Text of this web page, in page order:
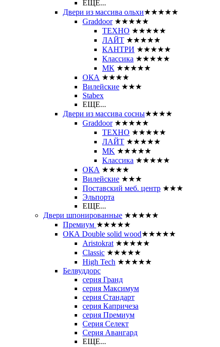
ЕЩЕ...
Двери из массива ольхи★★★★★
Graddoor ★★★★★
ТЕХНО ★★★★★
ЛАЙТ ★★★★★
КАНТРИ ★★★★★
Классика ★★★★★
МК ★★★★★
ОКА ★★★★
Вилейские ★★★
Stabex
ЕЩЕ...
Двери из массива сосны★★★★
Graddoor ★★★★★
ТЕХНО ★★★★★
ЛАЙТ ★★★★★
MK ★★★★★
Классика ★★★★★
ОКА ★★★★
Вилейские ★★★
Поставский меб. центр ★★★
Эльпорта
ЕЩЕ...
Двери шпонированные ★★★★★
Премиум ★★★★★
ОКА Double solid wood★★★★★
Aristokrat ★★★★★
Classic ★★★★★
High Tech ★★★★★
Белвуддорс
серия Гранд
серия Максимум
серия Стандарт
серия Капричеза
серия Премиум
Серия Селект
Серия Авангард
ЕЩЕ...